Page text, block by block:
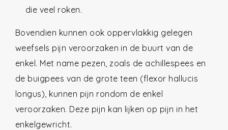
die veel roken.
Bovendien kunnen ook oppervlakkig gelegen
weefsels pijn veroorzaken in de buurt van de
enkel. Met name pezen, zoals de achillespees en
de buigpees van de grote teen (flexor hallucis
longus), kunnen pijn rondom de enkel
veroorzaken. Deze pijn kan lijken op pijn in het
enkelgewricht.